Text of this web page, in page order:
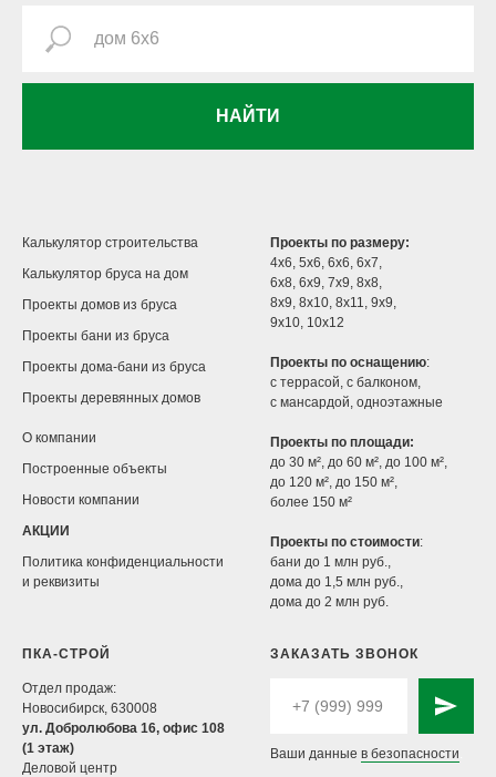
НАЙТИ
Калькулятор строительства
Калькулятор бруса на дом
Проекты домов из бруса
Проекты бани из бруса
Проекты дома-бани из бруса
Проекты деревянных домов
О компании
Построенные объекты
Новости компании
АКЦИИ
Политика конфиденциальности
и реквизиты
Проекты по размеру:
4х6, 5х6, 6х6, 6х7,
6х8, 6х9, 7х9, 8х8,
8х9, 8х10, 8x11, 9х9,
9х10, 10x12
Проекты по оснащению:
с террасой, с балконом,
с мансардой, одноэтажные
Проекты по площади:
до 30 м², до 60 м², до 100 м²,
до 120 м², до 150 м²,
более 150 м²
Проекты по стоимости:
бани до 1 млн руб.,
дома до 1,5 млн руб.,
дома до 2 млн руб.
ПКА-СТРОЙ
Отдел продаж:
Новосибирск, 630008
ул. Добролюбова 16, офис 108
(1 этаж)
Деловой центр
ЗАКАЗАТЬ ЗВОНОК
Ваши данные в безопасности